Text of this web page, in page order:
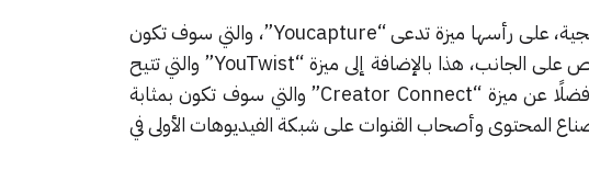
وذكرت التقارير أن الهاتف سيأتي بعدة مميزات برمجية، على رأسها ميزة تدعى “Youcapture”، والتي سوف تكون
خيارًا متعلقًا بفتح تطبيق يوتيوب من خلال ذر خاص على الجانب، هذا بالإضافة إلى ميزة “YouTwist” والتي تتيح
للمستخدمين إمكانية تحسين وضع المشاهدة، فضلًا عن ميزة “Creator Connect” والتي سوف تكون بمثابة
المحتوى وأصحاب القنوات على شبكة الفيديوهات الأولى في